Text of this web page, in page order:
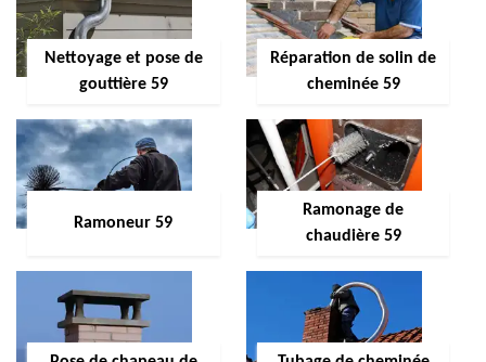
Nettoyage et pose de
gouttière 59
Réparation de solin de
cheminée 59
Ramoneur 59
Ramonage de
chaudière 59